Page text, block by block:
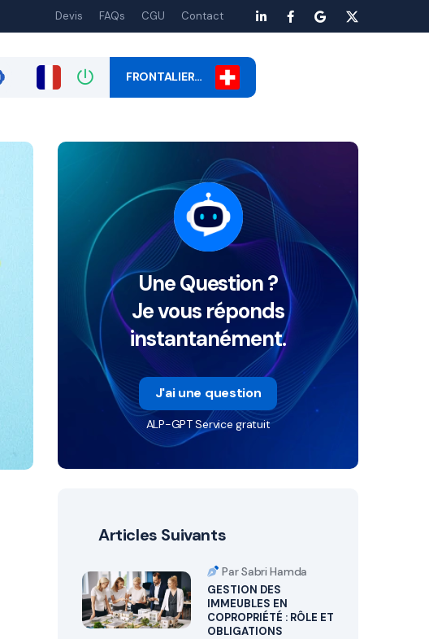
Devis FAQs CGU Contact
FRONTALIER…
Une Question ?
Je vous réponds
instantanément.
J'ai une question
ALP-GPT Service gratuit
Articles Suivants
Par Sabri Hamda
GESTION DES
IMMEUBLES EN
COPROPRIÉTÉ : RÔLE ET
OBLIGATIONS